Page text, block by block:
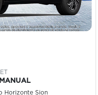
Horizonte Sion